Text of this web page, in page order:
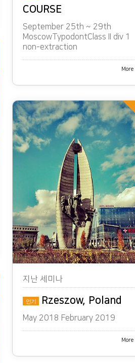
COURSE
September 25th ~ 29th
MoscowTypodontClass II div 1
non-extraction
More
지난 세미나
인기 Rzeszow, Poland
May 2018 February 2019
More